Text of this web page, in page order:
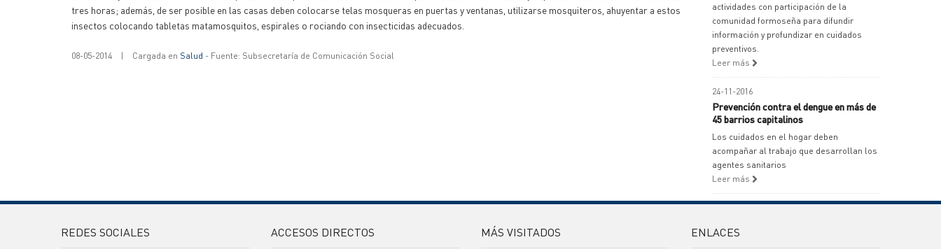
tres horas; además, de ser posible en las casas deben colocarse telas mosqueras en puertas y ventanas, utilizarse mosquiteros, ahuyentar a estos
insectos colocando tabletas matamosquitos, espirales o rociando con insecticidas adecuados.
08-05-2014 | Cargada en Salud - Fuente: Subsecretaría de Comunicación Social
actividades con participación de la
comunidad formoseña para difundir
información y profundizar en cuidados
preventivos.
Leer más
24-11-2016
Prevención contra el dengue en más de
45 barrios capitalinos
Los cuidados en el hogar deben
acompañar al trabajo que desarrollan los
agentes sanitarios
Leer más
REDES SOCIALES ACCESOS DIRECTOS MÁS VISITADOS ENLACES